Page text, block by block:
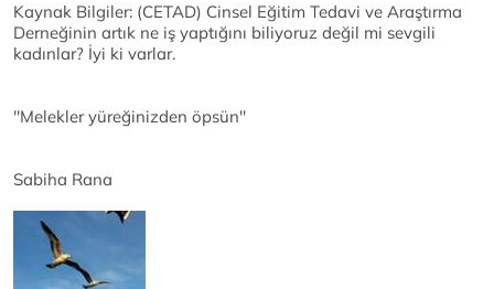
Kaynak Bilgiler: (CETAD) Cinsel Eğitim Tedavi ve Araştırma
Derneğinin artık ne iş yaptığını biliyoruz değil mi sevgili
kadınlar? İyi ki varlar.
''Melekler yüreğinizden öpsün''
Sabiha Rana